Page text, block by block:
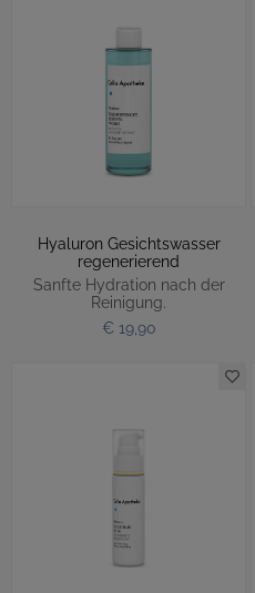
Hyaluron Gesichtswasser
regenerierend
Sanfte Hydration nach der
Reinigung.
€ 19,90